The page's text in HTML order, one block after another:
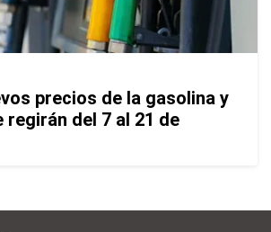
precios de la gasolina y
regirán del 7 al 21 de